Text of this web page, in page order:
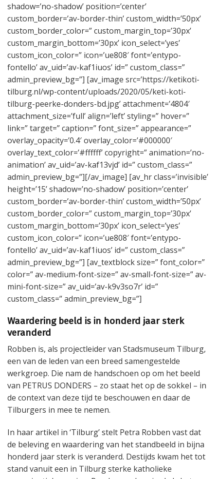
shadow=’no-shadow’ position=’center’
custom_border=’av-border-thin’ custom_width=’50px’
custom_border_color=” custom_margin_top=’30px’
custom_margin_bottom=’30px’ icon_select=’yes’
custom_icon_color=” icon=’ue808′ font=’entypo-
fontello’ av_uid=’av-kaf1iuos’ id=” custom_class=”
admin_preview_bg=”] [av_image src=’https://ketikoti-
tilburg.nl/wp-content/uploads/2020/05/keti-koti-
tilburg-peerke-donders-bd.jpg’ attachment=’4804′
attachment_size=’full’ align=’left’ styling=” hover=”
link=” target=” caption=” font_size=” appearance=”
overlay_opacity=’0.4′ overlay_color=’#000000′
overlay_text_color=’#ffffff’ copyright=” animation=’no-
animation’ av_uid=’av-kaf13vjd’ id=” custom_class=”
admin_preview_bg=”][/av_image] [av_hr class=’invisible’
height=’15’ shadow=’no-shadow’ position=’center’
custom_border=’av-border-thin’ custom_width=’50px’
custom_border_color=” custom_margin_top=’30px’
custom_margin_bottom=’30px’ icon_select=’yes’
custom_icon_color=” icon=’ue808′ font=’entypo-
fontello’ av_uid=’av-kaf1iuos’ id=” custom_class=”
admin_preview_bg=”] [av_textblock size=” font_color=”
color=” av-medium-font-size=” av-small-font-size=” av-
mini-font-size=” av_uid=’av-k9v3so7r’ id=”
custom_class=” admin_preview_bg=”]
Waardering beeld is in honderd jaar sterk
veranderd
Robben is, als projectleider van Stadsmuseum Tilburg,
een van de leden van een breed samengestelde
werkgroep. Die nam de handschoen op om het beeld
van PETRUS DONDERS – zo staat het op de sokkel – in
de context van deze tijd te beschouwen en daar de
Tilburgers in mee te nemen.
In haar artikel in ‘Tilburg’ stelt Petra Robben vast dat
de beleving en waardering van het standbeeld in bijna
honderd jaar sterk is veranderd. Destijds kwam het tot
stand vanuit een in Tilburg sterke katholieke